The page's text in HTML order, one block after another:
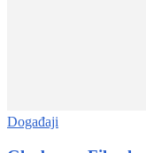
Događaji